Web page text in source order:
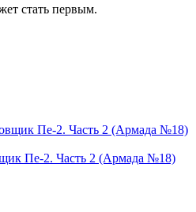
стать первым.
Пе-2. Часть 2 (Армада №18)